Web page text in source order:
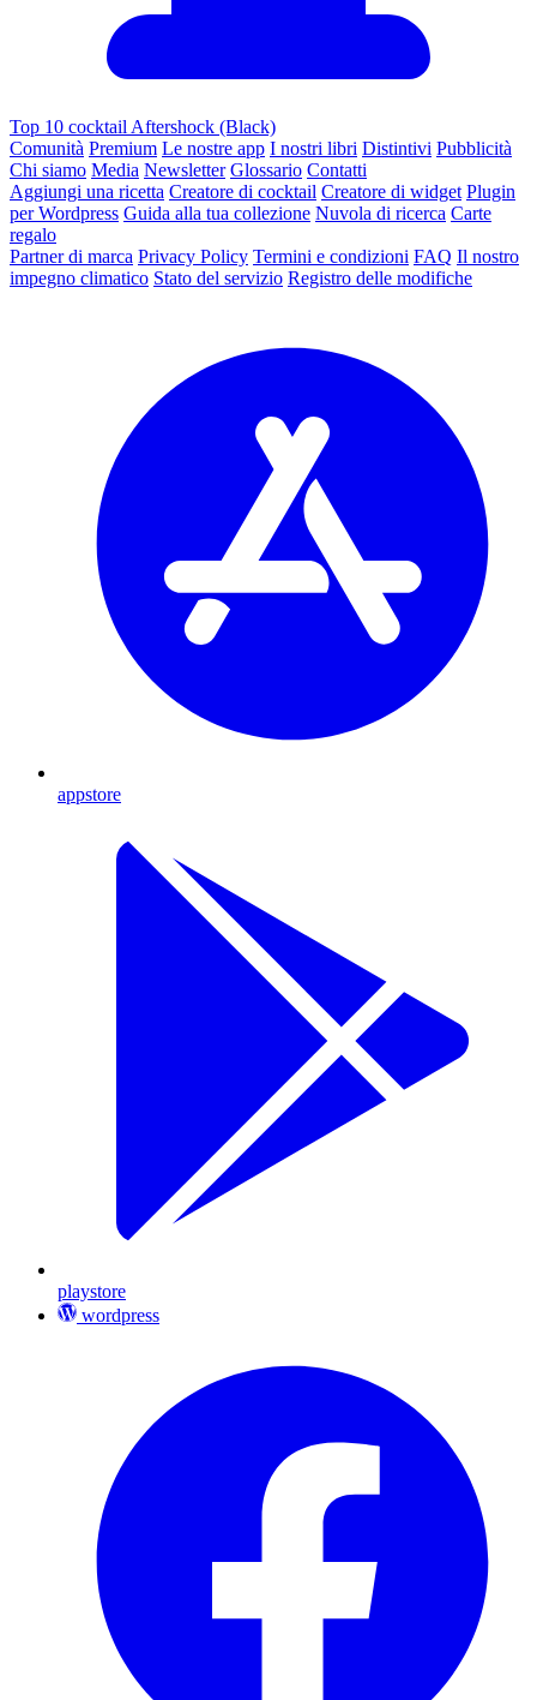
Top 10 cocktail Aftershock (Black)
Comunità Premium Le nostre app I nostri libri Distintivi Pubblicità
Chi siamo Media Newsletter Glossario Contatti
Aggiungi una ricetta Creatore di cocktail Creatore di widget Plugin
per Wordpress Guida alla tua collezione Nuvola di ricerca Carte
regalo
Partner di marca Privacy Policy Termini e condizioni FAQ Il nostro
impegno climatico Stato del servizio Registro delle modifiche
appstore
playstore
wordpress